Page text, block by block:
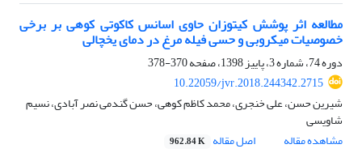
مطالعه اثر پوشش کیتوزان حاوی اسانس کاکوتی کوهی بر برخی
خصوصیات میکروبی و حسی فیله مرغ در دمای یخچالی
دوره 74، شماره 3، پاییز 1398، صفحه
370-378
10.22059/jvr.2018.244342.2715
شیرین حسن، علی خنجری، محمد کاظم کوهی، حسن گندمی نصر آبادی، نسیم
شاویسی
مشاهده مقاله
اصل مقاله 962.84 K